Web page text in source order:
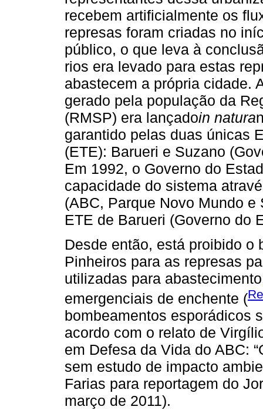
recebem artificialmente os
represas foram criadas no
público, o que leva à
rios era levado para estas
abastecem a própria cidade.
gerado pela população da
(RMSP) era lançadoin natura
garantido pelas duas únicas
(ETE): Barueri e Suzano
Em 1992, o Governo do
capacidade do sistema
(ABC, Parque Novo Mundo
ETE de Barueri (Governo do
Desde então, está proibido o
Pinheiros para as represas
utilizadas para
emergenciais de enchente (
bombeamentos esporádicos
acordo com o relato de
em Defesa da Vida do ABC:
sem estudo de impacto
Farias para reportagem do
março de 2011).